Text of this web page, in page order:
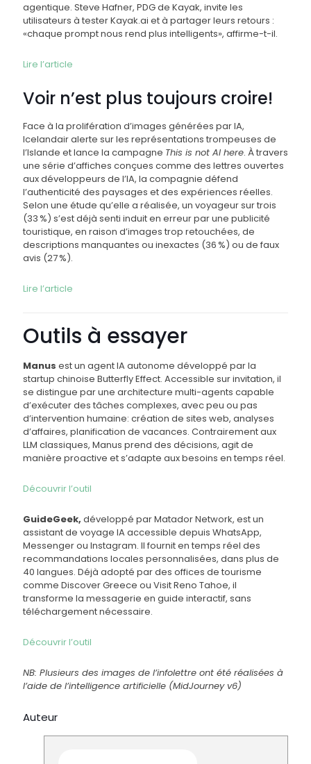
agentique. Steve Hafner, PDG de Kayak, invite les
utilisateurs à tester Kayak.ai et à partager leurs retours :
«chaque prompt nous rend plus intelligents», affirme-t-il.
Lire l’article
Voir n’est plus toujours croire!
Face à la prolifération d’images générées par IA,
Icelandair alerte sur les représentations trompeuses de
l’Islande et lance la campagne This is not AI here. À travers
une série d’affiches conçues comme des lettres ouvertes
aux développeurs de l’IA, la compagnie défend
l’authenticité des paysages et des expériences réelles.
Selon une étude qu’elle a réalisée, un voyageur sur trois
(33 %) s’est déjà senti induit en erreur par une publicité
touristique, en raison d’images trop retouchées, de
descriptions manquantes ou inexactes (36 %) ou de faux
avis (27 %).
Lire l’article
Outils à essayer
Manus est un agent IA autonome développé par la
startup chinoise Butterfly Effect. Accessible sur invitation, il
se distingue par une architecture multi-agents capable
d’exécuter des tâches complexes, avec peu ou pas
d’intervention humaine: création de sites web, analyses
d’affaires, planification de vacances. Contrairement aux
LLM classiques, Manus prend des décisions, agit de
manière proactive et s’adapte aux besoins en temps réel.
Découvrir l’outil
GuideGeek, développé par Matador Network, est un
assistant de voyage IA accessible depuis WhatsApp,
Messenger ou Instagram. Il fournit en temps réel des
recommandations locales personnalisées, dans plus de
40 langues. Déjà adopté par des offices de tourisme
comme Discover Greece ou Visit Reno Tahoe, il
transforme la messagerie en guide interactif, sans
téléchargement nécessaire.
Découvrir l’outil
NB: Plusieurs des images de l’infolettre ont été réalisées à
l’aide de l’intelligence artificielle (MidJourney v6)
Auteur